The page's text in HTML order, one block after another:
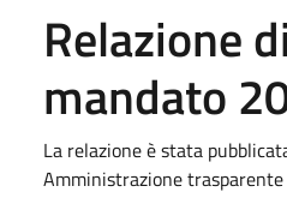
Relazione
mandato
La relazione è stata
Amministrazione trasparente